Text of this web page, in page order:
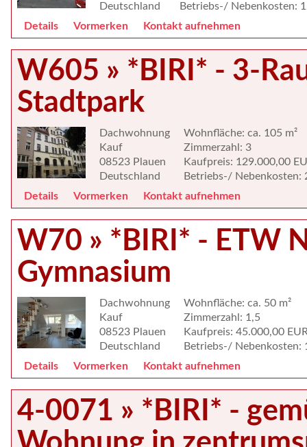
Deutschland
Betriebs-/ Nebenkosten:
Details
Vormerken Kontakt aufnehmen
W605 » *BIRI* - 3-
Stadtpark
Dachwohnung
Kauf
08523 Plauen
Deutschland
Wohnfläche: ca. 105 m²
Zimmerzahl: 3
Kaufpreis: 129.000,00
Betriebs-/ Nebenkosten:
Details
Vormerken Kontakt aufnehmen
W70 » *BIRI* - ETW
Gymnasium
Dachwohnung
Kauf
08523 Plauen
Deutschland
Wohnfläche: ca. 50 m²
Zimmerzahl: 1,5
Kaufpreis: 45.000,00
Betriebs-/ Nebenkosten:
Details
Vormerken Kontakt aufnehmen
4-0071 » *BIRI* -